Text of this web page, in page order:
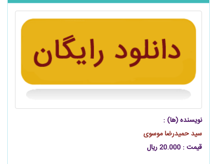
نویسنده (ها) :
سید حمیدرضا موسوی
قیمت : 20.000 ریال